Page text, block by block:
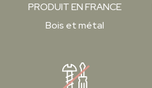
PRODUIT EN FRANCE
Bois et métal